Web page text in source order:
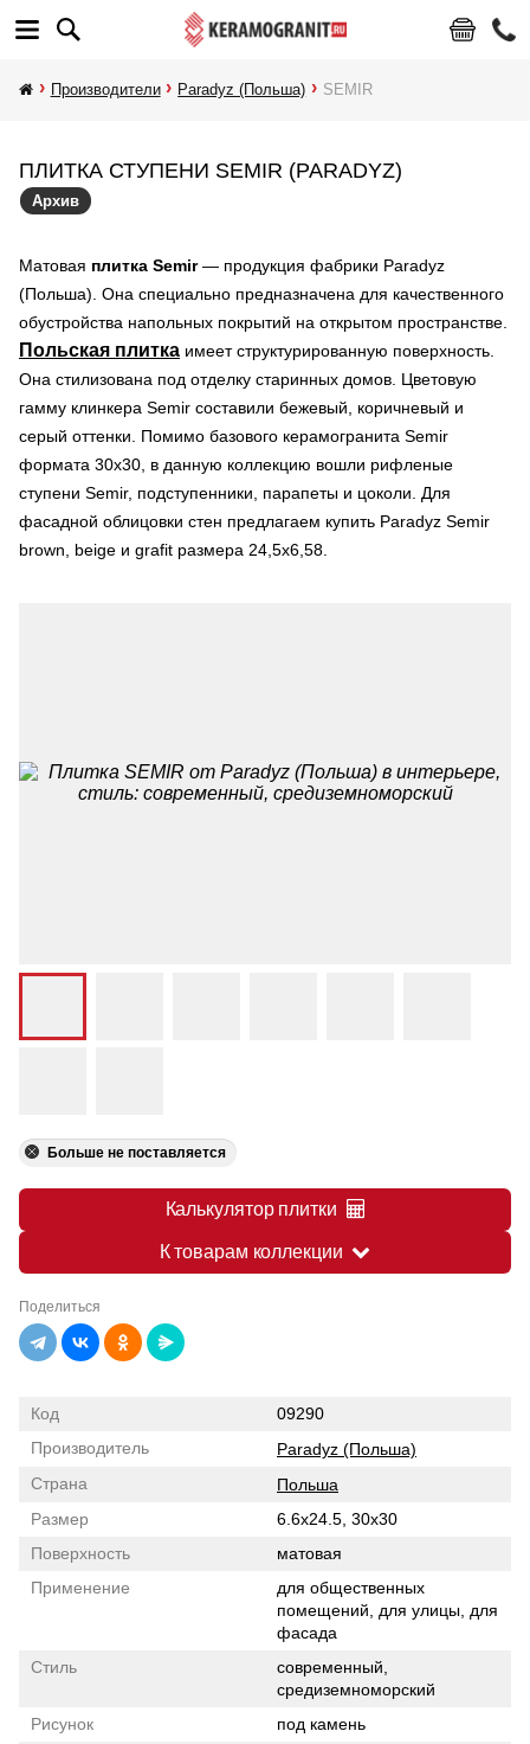
Производители Paradyz (Польша) SEMIR
ПЛИТКА СТУПЕНИ SEMIR (PARADYZ)
Архив
Матовая плитка Semir— продукция фабрики Paradyz
(Польша). Она специально предназначена для качественного
обустройства напольных покрытий на открытом пространстве.
Польская плитка имеет структурированную поверхность.
Она стилизована под отделку старинных домов. Цветовую
гамму клинкера Semir составили бежевый, коричневый и
серый оттенки. Помимо базового керамогранита Semir
формата 30х30, в данную коллекцию вошли рифленые
ступени Semir, подступенники, парапеты и цоколи. Для
фасадной облицовки стен предлагаем купить Paradyz Semir
brown, beige и grafit размера 24,5х6,58.
Больше не поставляется
Калькулятор плитки
К товарам коллекции
Поделиться
Код
09290
Производитель
Paradyz (Польша)
Страна
Польша
Размер
6.6x24.5, 30x30
Поверхность
матовая
Применение
для общественных
помещений, для улицы, для
фасада
Стиль
современный,
средиземноморский
Рисунок
под камень